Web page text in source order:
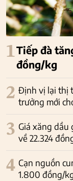
1Tiếp đà
đồng/kg
2 Định vị lại thị
trưởng mới
3 Giá xăng dầu
về 22.324
4 Cạn nguồn
1.800 đồng/